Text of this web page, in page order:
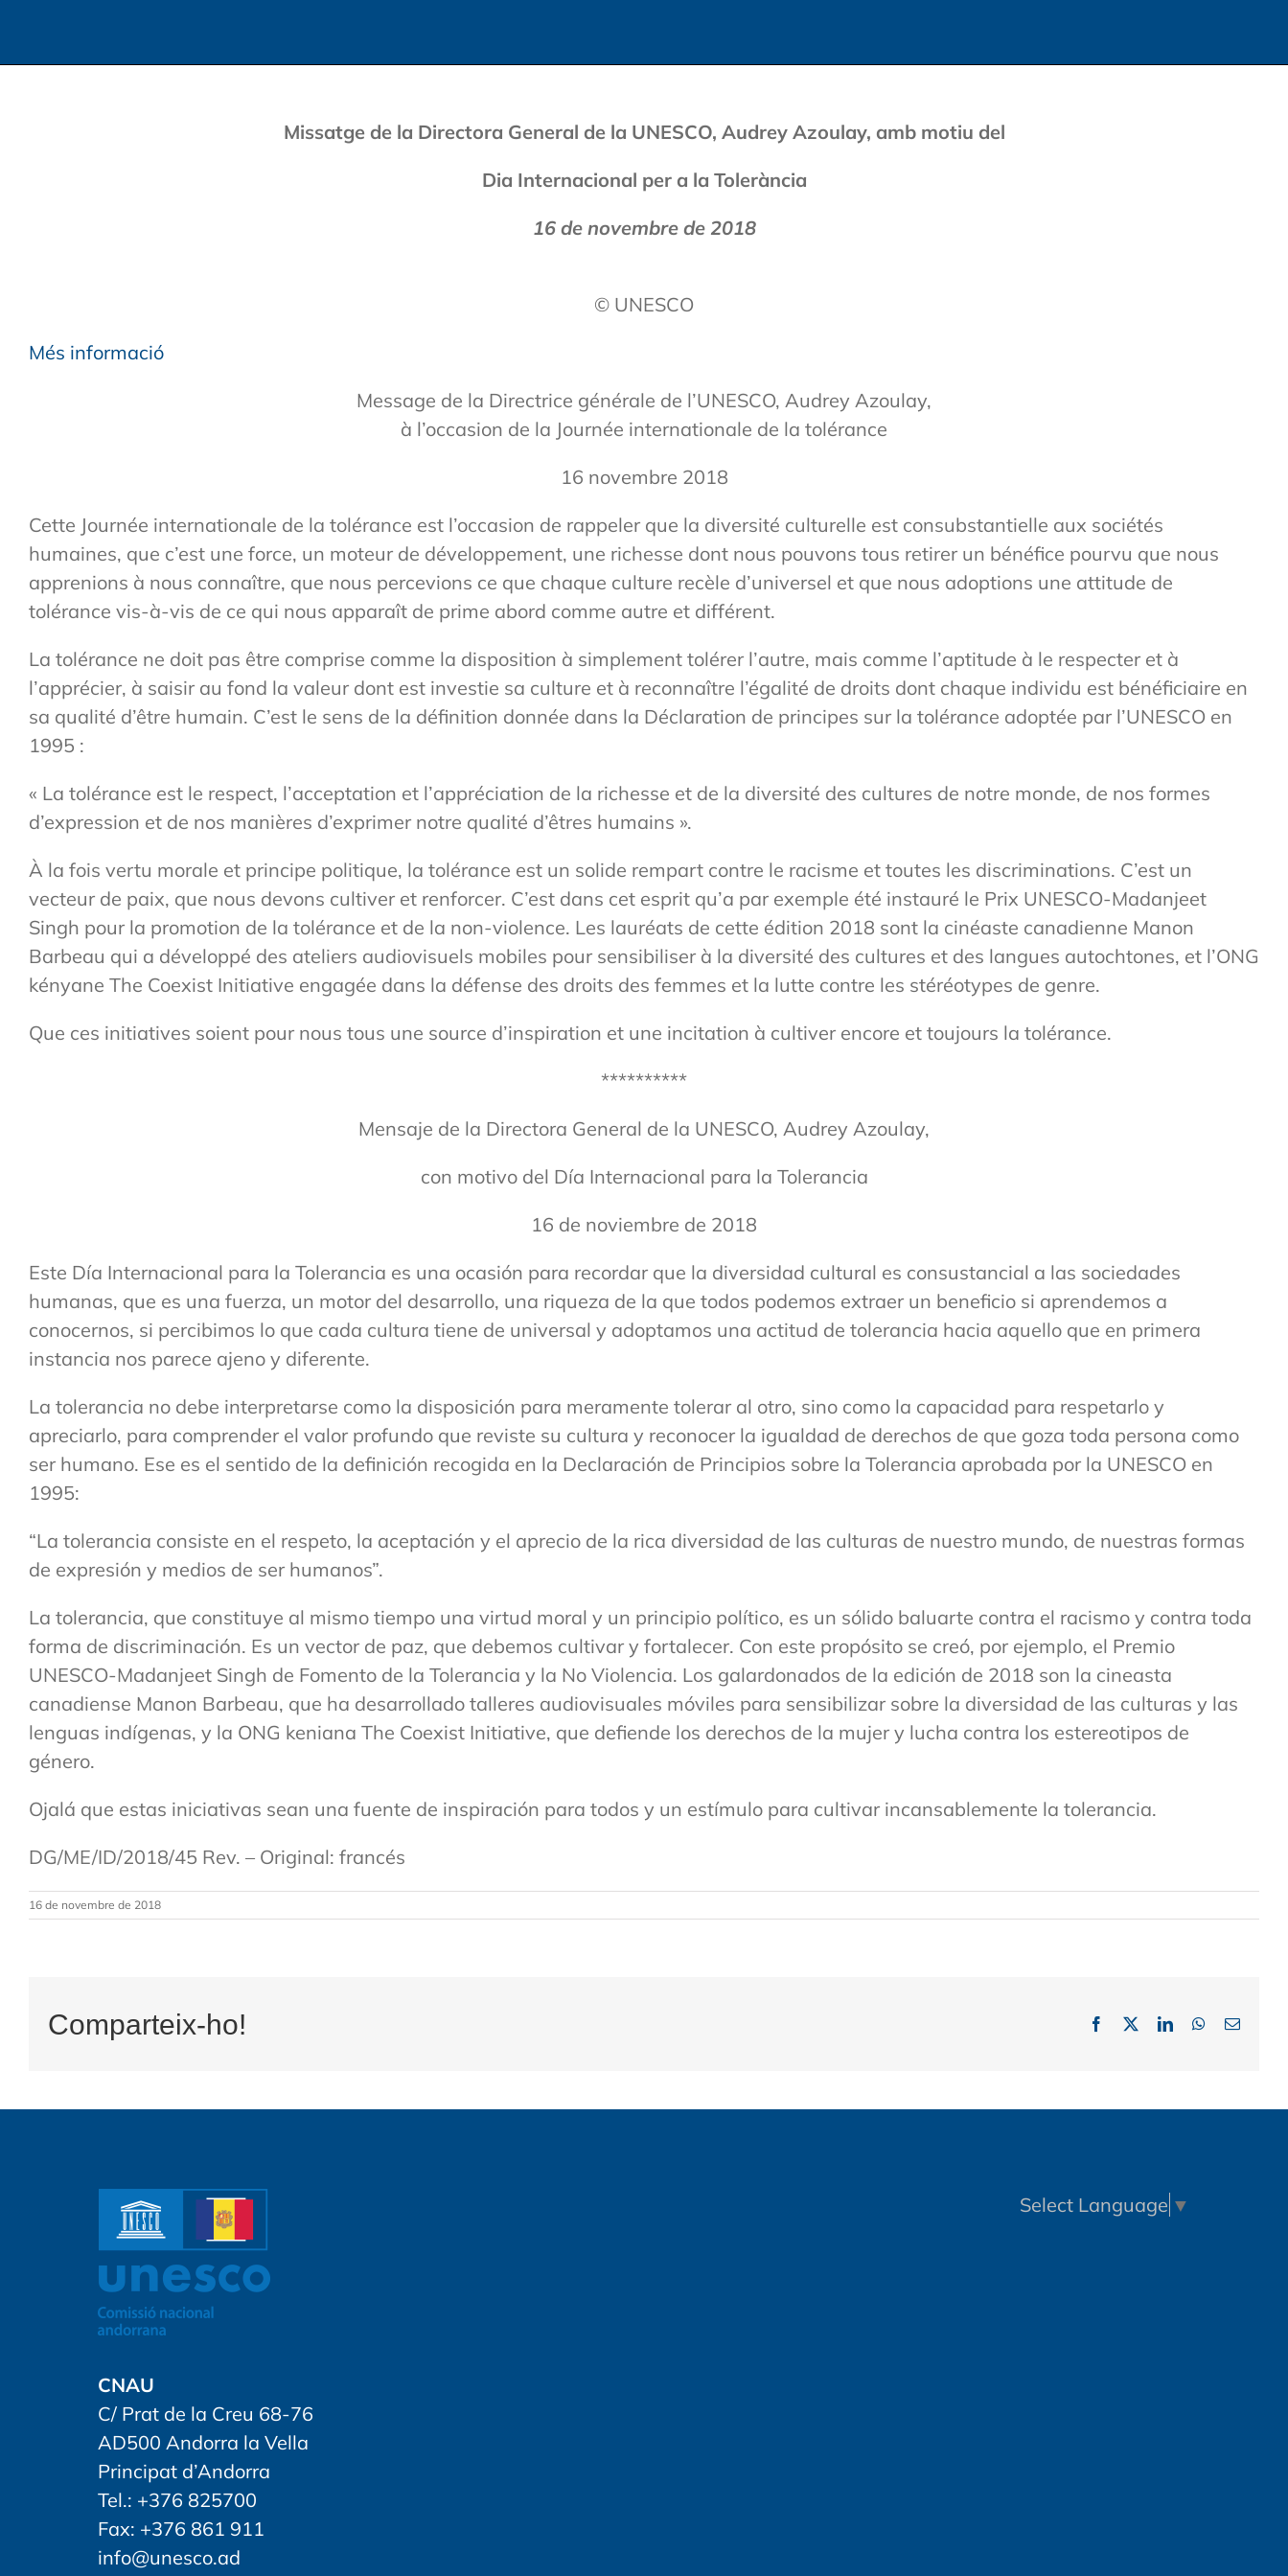
Missatge de la Directora General de la UNESCO, Audrey Azoulay, amb motiu del
Dia Internacional per a la Tolerància
16 de novembre de 2018
© UNESCO
Més informació
Message de la Directrice générale de l’UNESCO, Audrey Azoulay,
à l’occasion de la Journée internationale de la tolérance
16 novembre 2018
Cette Journée internationale de la tolérance est l’occasion de rappeler que la diversité culturelle est consubstantielle aux sociétés
humaines, que c’est une force, un moteur de développement, une richesse dont nous pouvons tous retirer un bénéfice pourvu que nous
apprenions à nous connaître, que nous percevions ce que chaque culture recèle d’universel et que nous adoptions une attitude de
tolérance vis-à-vis de ce qui nous apparaît de prime abord comme autre et différent.
La tolérance ne doit pas être comprise comme la disposition à simplement tolérer l’autre, mais comme l’aptitude à le respecter et à
l’apprécier, à saisir au fond la valeur dont est investie sa culture et à reconnaître l’égalité de droits dont chaque individu est bénéficiaire en
sa qualité d’être humain. C’est le sens de la définition donnée dans la Déclaration de principes sur la tolérance adoptée par l’UNESCO en
1995 :
« La tolérance est le respect, l’acceptation et l’appréciation de la richesse et de la diversité des cultures de notre monde, de nos formes
d’expression et de nos manières d’exprimer notre qualité d’êtres humains ».
À la fois vertu morale et principe politique, la tolérance est un solide rempart contre le racisme et toutes les discriminations. C’est un
vecteur de paix, que nous devons cultiver et renforcer. C’est dans cet esprit qu’a par exemple été instauré le Prix UNESCO-Madanjeet
Singh pour la promotion de la tolérance et de la non-violence. Les lauréats de cette édition 2018 sont la cinéaste canadienne Manon
Barbeau qui a développé des ateliers audiovisuels mobiles pour sensibiliser à la diversité des cultures et des langues autochtones, et l’ONG
kényane The Coexist Initiative engagée dans la défense des droits des femmes et la lutte contre les stéréotypes de genre.
Que ces initiatives soient pour nous tous une source d’inspiration et une incitation à cultiver encore et toujours la tolérance.
**********
Mensaje de la Directora General de la UNESCO, Audrey Azoulay,
con motivo del Día Internacional para la Tolerancia
16 de noviembre de 2018
Este Día Internacional para la Tolerancia es una ocasión para recordar que la diversidad cultural es consustancial a las sociedades
humanas, que es una fuerza, un motor del desarrollo, una riqueza de la que todos podemos extraer un beneficio si aprendemos a
conocernos, si percibimos lo que cada cultura tiene de universal y adoptamos una actitud de tolerancia hacia aquello que en primera
instancia nos parece ajeno y diferente.
La tolerancia no debe interpretarse como la disposición para meramente tolerar al otro, sino como la capacidad para respetarlo y
apreciarlo, para comprender el valor profundo que reviste su cultura y reconocer la igualdad de derechos de que goza toda persona como
ser humano. Ese es el sentido de la definición recogida en la Declaración de Principios sobre la Tolerancia aprobada por la UNESCO en
1995:
“La tolerancia consiste en el respeto, la aceptación y el aprecio de la rica diversidad de las culturas de nuestro mundo, de nuestras formas
de expresión y medios de ser humanos”.
La tolerancia, que constituye al mismo tiempo una virtud moral y un principio político, es un sólido baluarte contra el racismo y contra toda
forma de discriminación. Es un vector de paz, que debemos cultivar y fortalecer. Con este propósito se creó, por ejemplo, el Premio
UNESCO-Madanjeet Singh de Fomento de la Tolerancia y la No Violencia. Los galardonados de la edición de 2018 son la cineasta
canadiense Manon Barbeau, que ha desarrollado talleres audiovisuales móviles para sensibilizar sobre la diversidad de las culturas y las
lenguas indígenas, y la ONG keniana The Coexist Initiative, que defiende los derechos de la mujer y lucha contra los estereotipos de
género.
Ojalá que estas iniciativas sean una fuente de inspiración para todos y un estímulo para cultivar incansablemente la tolerancia.
DG/ME/ID/2018/45 Rev. – Original: francés
16 de novembre de 2018
Comparteix-ho! Facebook LinkedInWhatsApp
Email:
CNAU
C/ Prat de la Creu 68-76
AD500 Andorra la Vella
Principat d’Andorra
Tel.: +376 825700
Fax: +376 861 911
info@unesco.ad
Select Language ▼